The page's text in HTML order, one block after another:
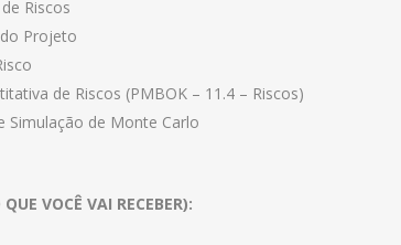
Riscos
Projeto
de Riscos (PMBOK – 11.4 – Riscos)
Simulação de Monte Carlo
VOCÊ VAI RECEBER):